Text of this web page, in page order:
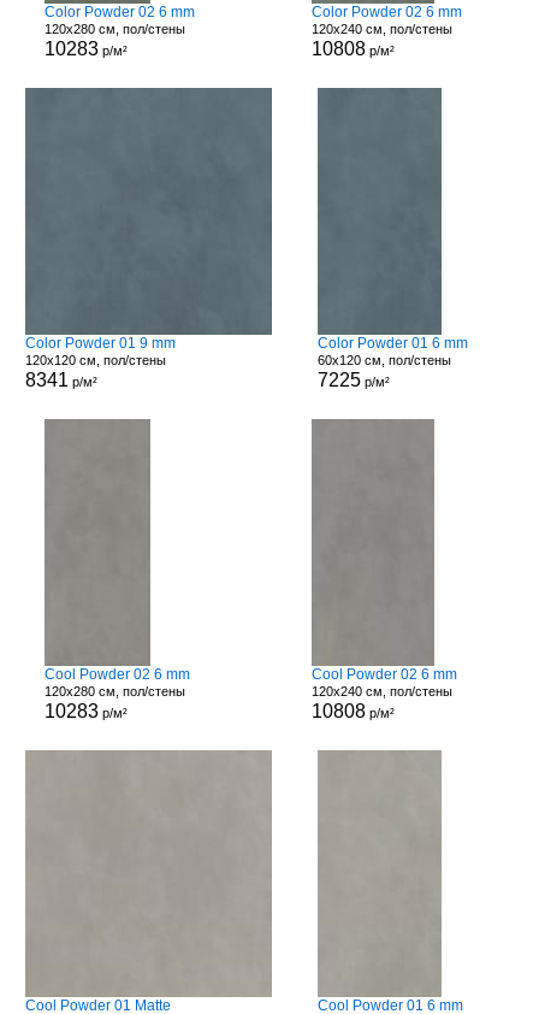
Color Powder 02 6 mm
120x280 см, пол/стены
10283 р/м²
Color Powder 02 6 mm
120x240 см, пол/стены
10808 р/м²
Color Powder 01 9 mm
120x120 см, пол/стены
8341 р/м²
Color Powder 01 6 mm
60x120 см, пол/стены
7225 р/м²
Cool Powder 02 6 mm
120x280 см, пол/стены
10283 р/м²
Cool Powder 02 6 mm
120x240 см, пол/стены
10808 р/м²
Cool Powder 01 Matte Cool Powder 01 6 mm